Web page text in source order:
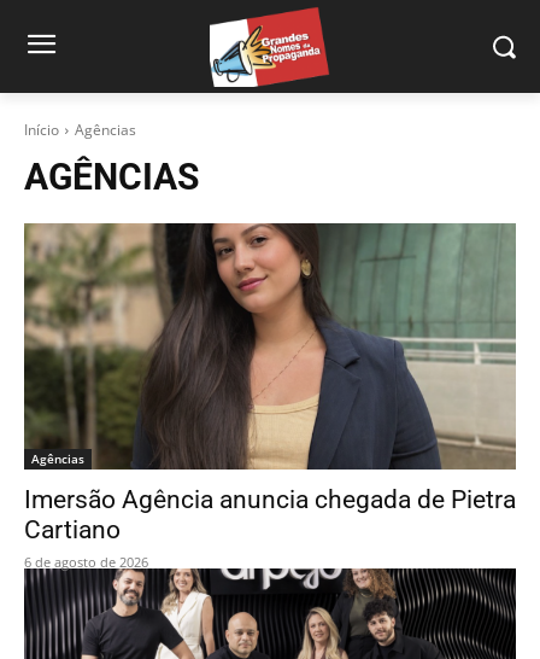
Início Agências
AGÊNCIAS
Agências
Imersão Agência anuncia chegada de Pietra
Cartiano
6 de agosto de 2026